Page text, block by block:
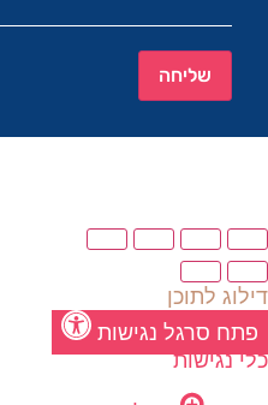
שליחה
דילוג לתוכן
פתח סרגל נגישות
כלי נגישות